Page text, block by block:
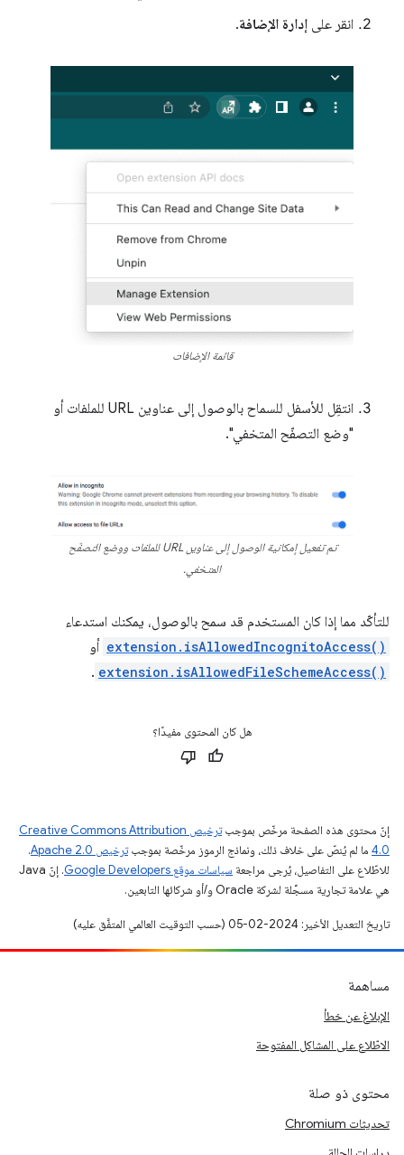
انقر على إدارة الإضافة.
قائمة الإضافات
انتقِل للأسفل للسماح بالوصول إلى عناوين URL للملفات أو
"وضع التصفّح المتخفي".
تم تفعيل إمكانية الوصول إلى عناوين URL للملفات ووضع التصفّح
المتخفي.
للتأكّد مما إذا كان المستخدم قد سمح بالوصول، يمكنك استدعاء
extension.isAllowedIncognitoAccess() أو
extension.isAllowedFileSchemeAccess()
.
هل كان المحتوى مفيدًا؟
إنّ محتوى هذه الصفحة مرخّص بموجب
ترخيص Creative Commons Attribution
4.0‏ ما لم يُنصّ على خلاف ذلك، ونماذج الرموز مرخّصة بموجبترخيص Apache 2.0‏
.
للاطّلاع على التفاصيل، يُرجى مراجعة سياسات موقع Google Developers‏
. إنّ Java
هي علامة تجارية مسجَّلة لشركة Oracle و/أو شركائها التابعين.
تاريخ التعديل الأخير: 2024-02-05 (حسب التوقيت العالمي المتفَّق عليه)
مساهمة
الإبلاغ عن خطأ
الاطّلاع على المشاكل المفتوحة
محتوى ذو صلة
تحديثات Chromium